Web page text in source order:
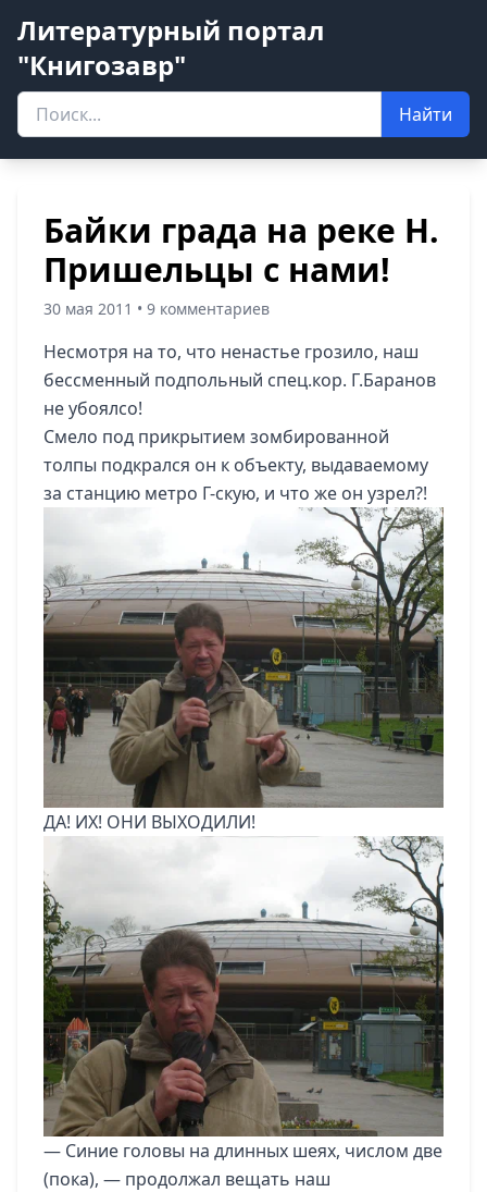
Литературный портал
"Книгозавр"
Найти
Байки града на реке Н.
Пришельцы с нами!
30 мая 2011 • 9 комментариев
Несмотря на то, что ненастье грозило, наш
бессменный подпольный спец.кор. Г.Баранов
не убоялсо!
Смело под прикрытием зомбированной
толпы подкрался он к объекту, выдаваемому
за станцию метро Г-скую, и что же он узрел?!
ДА! ИХ! ОНИ ВЫХОДИЛИ!
— Синие головы на длинных шеях, числом две
(пока), — продолжал вещать наш